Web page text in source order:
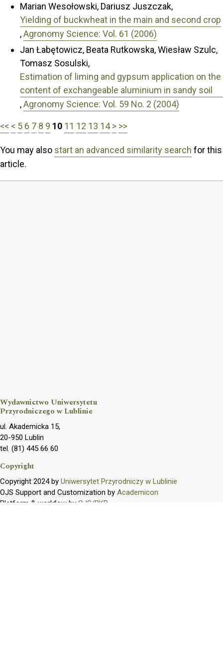
Marian Wesołowski, Dariusz Juszczak,
Yielding of buckwheat in the main and second crop
,Agronomy Science: Vol. 61 (2006)
Jan Łabętowicz, Beata Rutkowska, Wiesław Szulc,
Tomasz Sosulski,
Estimation of liming and gypsum application on the
content of exchangeable aluminium in sandy soil
,Agronomy Science: Vol. 59 No. 2 (2004)
<< < 5 6 7 8 9 10 11 12 13 14 > >>
You may also start an advanced similarity search for this
article.
Wydawnictwo Uniwersytetu
Przyrodniczego w Lublinie
ul. Akademicka 15,
20-950 Lublin
tel. (81) 445 66 60
Copyright
Copyright 2024 by Uniwersytet Przyrodniczy w Lublinie
OJS Support and Customization by Academicon
Platform & workfow by OJS/PKP